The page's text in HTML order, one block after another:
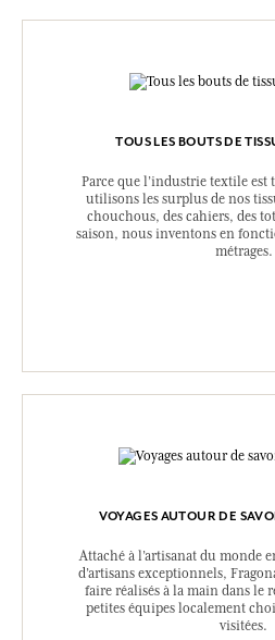
TOUS LES BOUTS DE
Parce que l’industrie textile
utilisons les surplus de nos
chouchous, des cahiers, des
saison, nous inventons en
métrages.
VOYAGES AUTOUR DE
Attaché à l’artisanat du monde
d’artisans exceptionnels,
faire réalisés à la main dans le
petites équipes localement
visitées.